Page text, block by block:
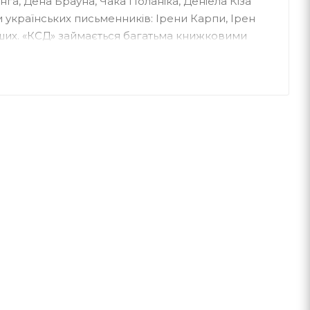
письменників: Ірени Карпи, Ірен
«КСД» займається багатьма книжковими
— українською», «Зірки української